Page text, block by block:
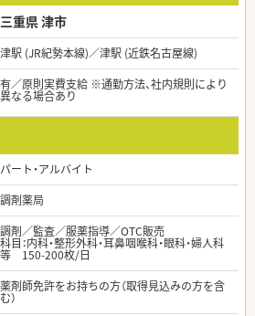
三重県 津市
津駅 (JR紀勢本線)／津駅 (近鉄名古屋線)
有／原則実費支給 ※通勤方法、社内規則により
異なる場合あり
パート・アルバイト
調剤薬局
調剤／監査／服薬指導／OTC販売
科目：内科・整形外科・耳鼻咽喉科・眼科・婦人科
等 150-200枚/日
薬剤師免許をお持ちの方（取得見込みの方を含
む）